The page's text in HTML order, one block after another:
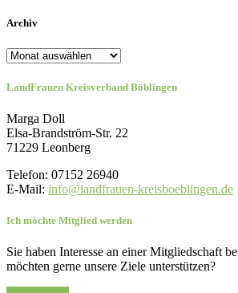
Archiv
Archiv
LandFrauen Kreisverband Böblingen
Marga Doll
Elsa-Brandström-Str. 22
71229 Leonberg
Telefon: 07152 26940
E-Mail: info@landfrauen-kreisboeblingen.de
Ich möchte Mitglied werden
Sie haben Interesse an einer Mitgliedschaft
möchten gerne unsere Ziele unterstützen?